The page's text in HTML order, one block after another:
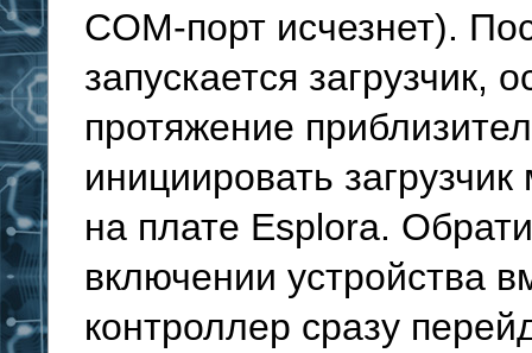
COM-порт исчезнет).
запускается загрузчик,
протяжение
инициировать
на плате Esplora.
включении устройства
контроллер сразу